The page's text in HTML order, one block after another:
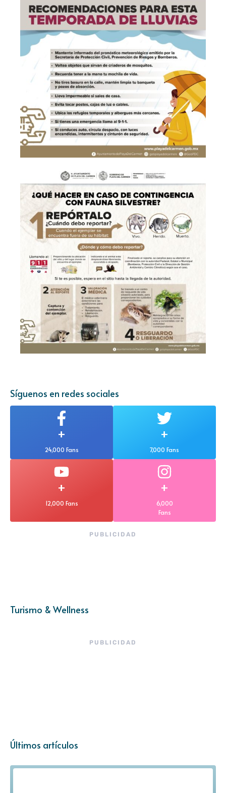
Síguenos en redes sociales
+
24,000 Fans
+
7,000 Fans
+
12,000 Fans
+
6,000
Fans
PUBLICIDAD
Turismo & Wellness
PUBLICIDAD
Últimos artículos